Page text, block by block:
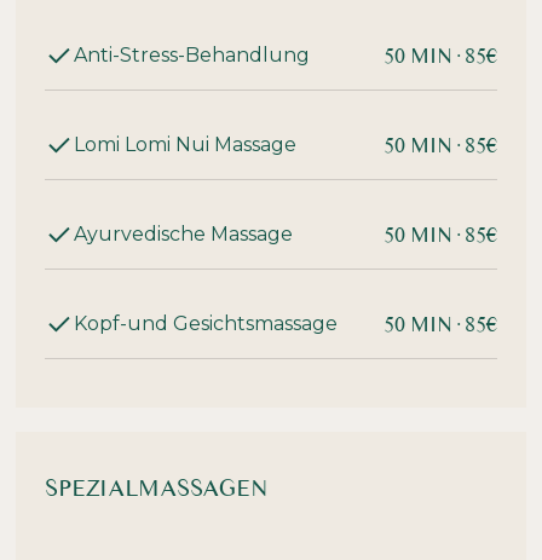
Anti-Stress-Behandlung 50 MIN· 85€
Lomi Lomi Nui Massage 50 MIN· 85€
Ayurvedische Massage 50 MIN· 85€
Kopf-und Gesichtsmassage 50 MIN· 85€
SPEZIALMASSAGEN